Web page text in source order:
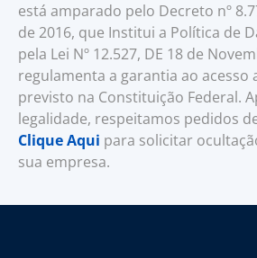
está amparado pelo Decreto nº
de 2016, que Institui a Política de
pela Lei Nº 12.527, DE 18 de
regulamenta a garantia ao acesso
previsto na Constituição Federal.
legalidade, respeitamos pedidos
Clique Aqui para solicitar
sua empresa.